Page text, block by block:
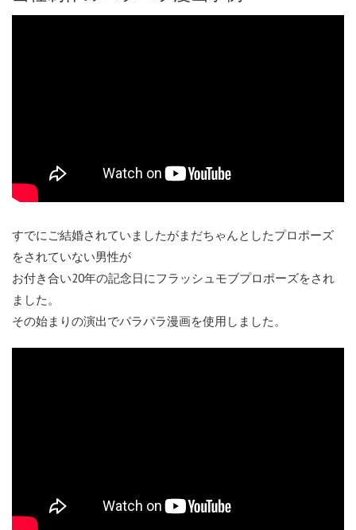
すでにご結婚されていましたがまだちゃんとしたプロポーズ
をされていない男性が
お付き合い20年の記念日にフラッシュモブプロポーズをされ
ました。
その始まりの演出でパラパラ漫画を使用しました。